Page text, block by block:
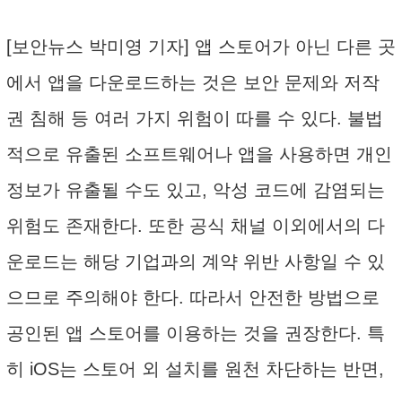
[보안뉴스 박미영 기자] 앱 스토어가 아닌 다른 곳
에서 앱을 다운로드하는 것은 보안 문제와 저작
권 침해 등 여러 가지 위험이 따를 수 있다. 불법
적으로 유출된 소프트웨어나 앱을 사용하면 개인
정보가 유출될 수도 있고, 악성 코드에 감염되는
위험도 존재한다. 또한 공식 채널 이외에서의 다
운로드는 해당 기업과의 계약 위반 사항일 수 있
으므로 주의해야 한다. 따라서 안전한 방법으로
공인된 앱 스토어를 이용하는 것을 권장한다. 특
히 iOS는 스토어 외 설치를 원천 차단하는 반면,